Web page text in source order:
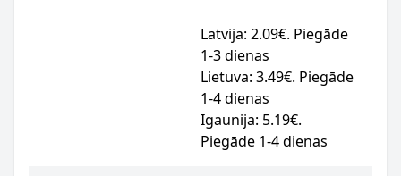
Latvija: 2.09€. Piegāde
1-3 dienas
Lietuva: 3.49€. Piegāde
1-4 dienas
Igaunija: 5.19€.
Piegāde 1-4 dienas